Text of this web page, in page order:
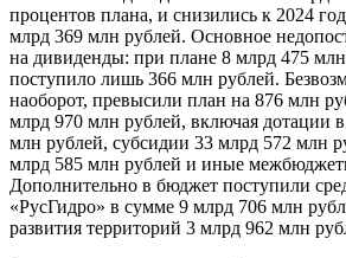
процентов плана, и снизились к 2024
млрд 369 млн рублей. Основное
на дивиденды: при плане 8 млрд 475
поступило лишь 366 млн рублей.
наоборот, превысили план на 876 млн
млрд 970 млн рублей, включая дотации
млн рублей, субсидии 33 млрд 572 млн
млрд 585 млн рублей и иные
Дополнительно в бюджет поступили
«РусГидро» в сумме 9 млрд 706 млн
развития территорий 3 млрд 962 млн